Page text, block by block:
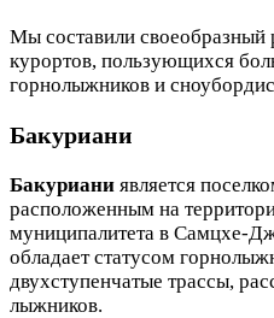
Мы составили своеобразный
курортов, пользующихся
горнолыжников и
Бакуриани
Бакуриани является
расположенным на
муниципалитета в Самцхе-
обладает статусом
двухступенчатые трассы,
лыжников.